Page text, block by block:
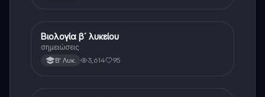
Βιολογία
Βιολογία β´ λυκείου
σημειώσεις
Β' Λυκ. 3,614 95